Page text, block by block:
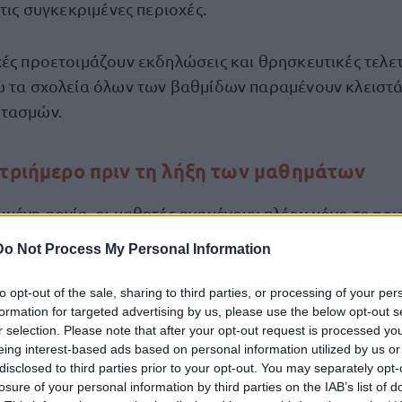
Not Process My Personal Information
opt-out of the sale, sharing to third parties, or processing of your
for targeted advertising by us, please use the below opt-out
selection. Please note that after your opt-out request is processed
interest-based ads based on personal information utilized by us
to third parties prior to your opt-out. You may separately
of your personal information by third parties on the IAB’s list of
συγκεκριμένες περιοχές.
προετοιμάζουν εκδηλώσεις και θρησκευτικές
τα σχολεία όλων των βαθμίδων παραμένουν
πριν τη λήξη των μαθημάτων
αργία, οι μαθητές αναμένουν πλέον μόνο το
αποτελεί την τελευταία σχολική αργία πριν από
Πνεύματος για το 2026 πέφτει τηΔευτέρα 1
ξεκούρασης για μαθητές και εκπαιδευτικούς.